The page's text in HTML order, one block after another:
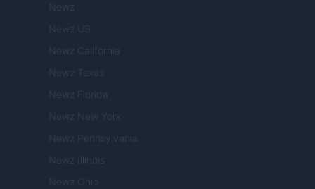
Newz
Newz US
Newz California
Newz Texas
Newz Florida
Newz New York
Newz Pennsylvania
Newz Illinois
Newz Ohio